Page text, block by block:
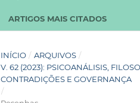
ARTIGOS MAIS CITADOS
INÍCIO / ARQUIVOS /
V. 62 (2023): PSICOANÁLISIS,
CONTRADIÇÕES E GOVERNANÇA
/